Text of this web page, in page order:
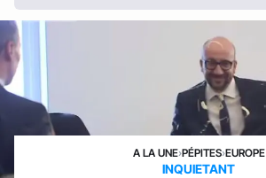
A LA UNE›PÉPITES›EUROPE
INQUIETANT